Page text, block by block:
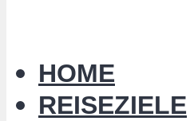
HOME
REISEZIELE